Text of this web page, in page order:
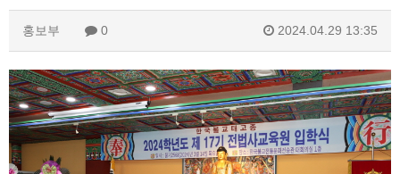
홍보부 0 2024.04.29 13:35